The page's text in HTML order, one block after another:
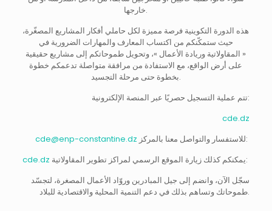
خارجها.
هذه الدورة التكوينية فرصة مميزة لكل حاملي أفكار المشاريع المصغّرة،
حيث ستمكّنكم من اكتساب المعارف والمهارات الضرورية في
« المقاولاتية وريادة الأعمال »، وتحويل طموحاتكم إلى مشاريع حقيقية
على أرض الواقع، مع الاستفادة من مرافقة متواصلة تدعمكم خطوة
بخطوة حتى مرحلة التجسيد.
تتم عملية التسجيل حصريًا عبر المنصة الإلكترونية:
cde.dz
cde@enp-constantine.dz
للاستفسار والتواصل معنا بالمركز:
cde.dz
يمكنكم كذلك زيارة الموقع الرسمي لمراكز تطوير المقاولاتية:
سجّل الآن، وانضم إلى جيل المبادرين وروّاد الأعمال المصغرة، لتجسّد
طموحاتك وتساهم بذلك في دعم التنمية المحلية والاقتصادية للبلاد.